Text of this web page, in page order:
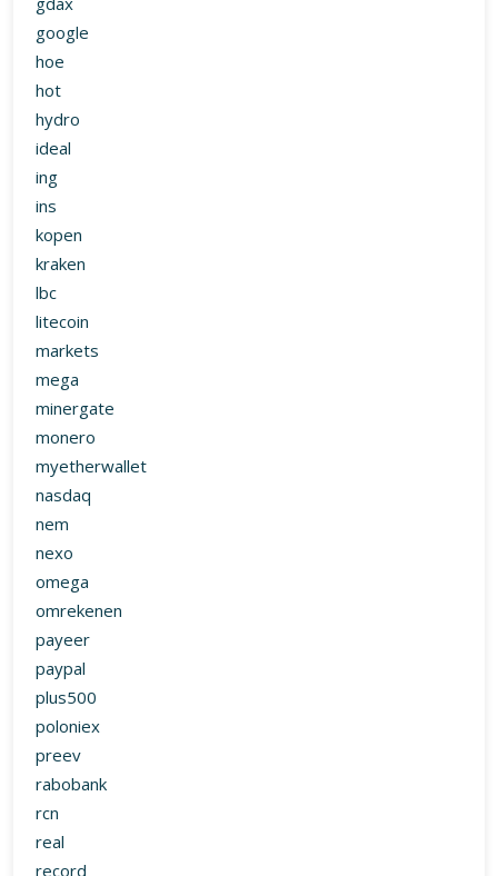
google
hoe
hot
hydro
ideal
ing
ins
kopen
kraken
lbc
litecoin
markets
mega
minergate
monero
myetherwallet
nasdaq
nem
nexo
omega
omrekenen
payeer
paypal
plus500
poloniex
preev
rabobank
rcn
real
record